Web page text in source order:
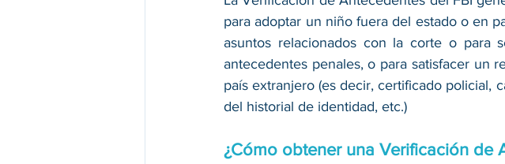
para adoptar un niño fuera del estado o en
asuntos relacionados con la corte o para
antecedentes penales, o para satisfacer un
país extranjero (es decir, certificado policial,
del historial de identidad, etc.)
¿Cómo obtener una Verificación de